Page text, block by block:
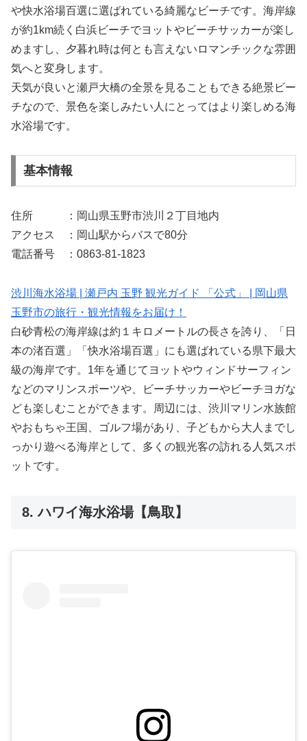
や快水浴場百選に選ばれている綺麗なビーチです。海岸線
が約1km続く白浜ビーチでヨットやビーチサッカーが楽し
めますし、夕暮れ時は何とも言えないロマンチックな雰囲
気へと変身します。
天気が良いと瀬戸大橋の全景を見ることもできる絶景ビー
チなので、景色を楽しみたい人にとってはより楽しめる海
水浴場です。
基本情報
住所 ：岡山県玉野市渋川２丁目地内
アクセス ：岡山駅からバスで80分
電話番号 ：0863-81-1823
渋川海水浴場 | 瀬戸内 玉野 観光ガイド 「公式」 | 岡山県
玉野市の旅行・観光情報をお届け！
白砂青松の海岸線は約１キロメートルの長さを誇り、「日
本の渚百選」「快水浴場百選」にも選ばれている県下最大
級の海岸です。1年を通じてヨットやウィンドサーフィン
などのマリンスポーツや、ビーチサッカーやビーチヨガな
ども楽しむことができます。周辺には、渋川マリン水族館
やおもちゃ王国、ゴルフ場があり、子どもから大人までし
っかり遊べる海岸として、多くの観光客の訪れる人気スポ
ットです。
8. ハワイ海水浴場【鳥取】